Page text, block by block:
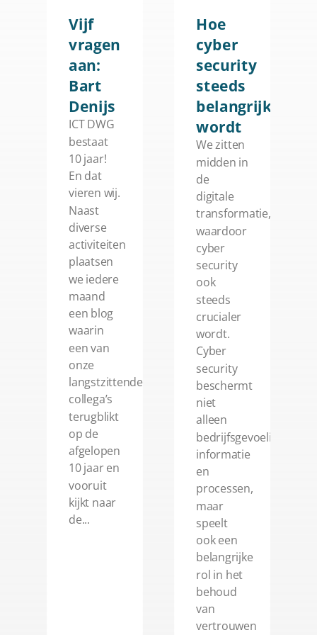
Vijf
vragen
aan:
Bart
Denijs
ICT DWG
bestaat
10 jaar!
En dat
vieren wij.
Naast
diverse
activiteiten
plaatsen
we iedere
maand
een blog
waarin
een van
onze
langstzittende
collega’s
terugblikt
op de
afgelopen
10 jaar en
vooruit
kijkt naar
de...
Hoe
cyber
security
steeds
belangrijker
wordt
We zitten
midden in
de
digitale
transformatie,
waardoor
cyber
security
ook
steeds
crucialer
wordt.
Cyber
security
beschermt
niet
alleen
bedrijfsgevoelige
informatie
en
processen,
maar
speelt
ook een
belangrijke
rol in het
behoud
van
vertrouwen